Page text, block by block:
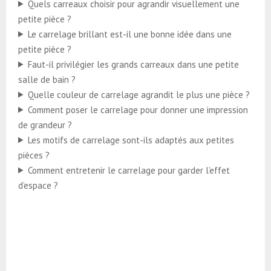
Quels carreaux choisir pour agrandir visuellement une
petite pièce ?
Le carrelage brillant est-il une bonne idée dans une
petite pièce ?
Faut-il privilégier les grands carreaux dans une petite
salle de bain ?
Quelle couleur de carrelage agrandit le plus une pièce ?
Comment poser le carrelage pour donner une impression
de grandeur ?
Les motifs de carrelage sont-ils adaptés aux petites
pièces ?
Comment entretenir le carrelage pour garder l’effet
d’espace ?